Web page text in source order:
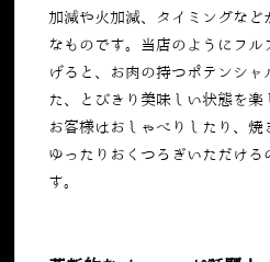
加減や火加減、タイミングなど
なものです。当店のようにフ
げると、お肉の持つポテンシ
た、とびきり美味しい状態を楽
お客様はおしゃべりしたり、焼
ゆったりおくつろぎいただけ
す。